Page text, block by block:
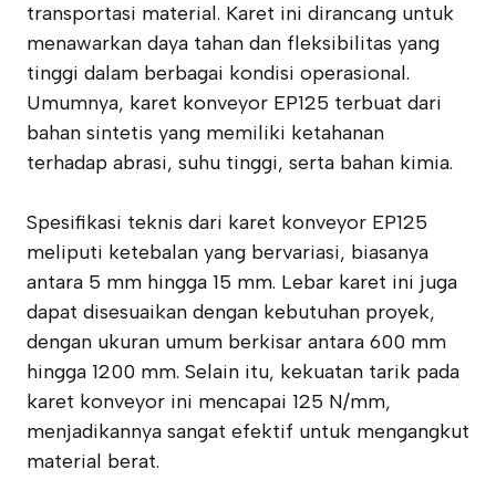
transportasi material. Karet ini dirancang untuk
menawarkan daya tahan dan fleksibilitas yang
tinggi dalam berbagai kondisi operasional.
Umumnya, karet konveyor EP125 terbuat dari
bahan sintetis yang memiliki ketahanan
terhadap abrasi, suhu tinggi, serta bahan kimia.
Spesifikasi teknis dari karet konveyor EP125
meliputi ketebalan yang bervariasi, biasanya
antara 5 mm hingga 15 mm. Lebar karet ini juga
dapat disesuaikan dengan kebutuhan proyek,
dengan ukuran umum berkisar antara 600 mm
hingga 1200 mm. Selain itu, kekuatan tarik pada
karet konveyor ini mencapai 125 N/mm,
menjadikannya sangat efektif untuk mengangkut
material berat.